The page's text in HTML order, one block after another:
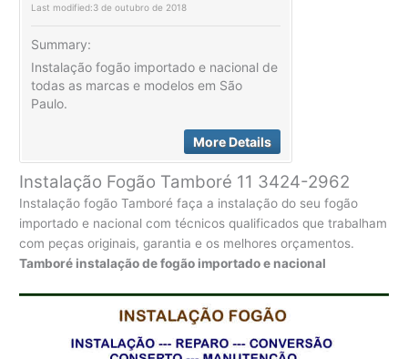
Last modified:3 de outubro de 2018
Summary:
Instalação fogão importado e nacional de
todas as marcas e modelos em São
Paulo.
More Details
Instalação Fogão Tamboré 11 3424-2962
Instalação fogão Tamboré faça a instalação do seu fogão
importado e nacional com técnicos qualificados que trabalham
com peças originais, garantia e os melhores orçamentos.
Tamboré instalação de fogão importado e nacional